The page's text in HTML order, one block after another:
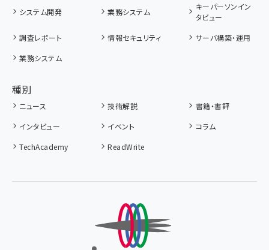
システム開発 業務システム
キーパーソンイン
タビュー
調査レポート
情報セキュリティ
サーバ構築・運用
業務システム
種別
ニュース 技術解説
書籍・書評
インタビュー
イベント
コラム
TechAcademy
ReadWrite